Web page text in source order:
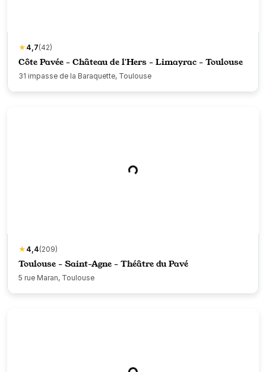
★ 4,7(42)
Côte Pavée - Château de l'Hers - Limayrac - Toulouse
31 impasse de la Baraquette, Toulouse
★ 4,4(209)
Toulouse - Saint-Agne - Théâtre du Pavé
5 rue Maran, Toulouse